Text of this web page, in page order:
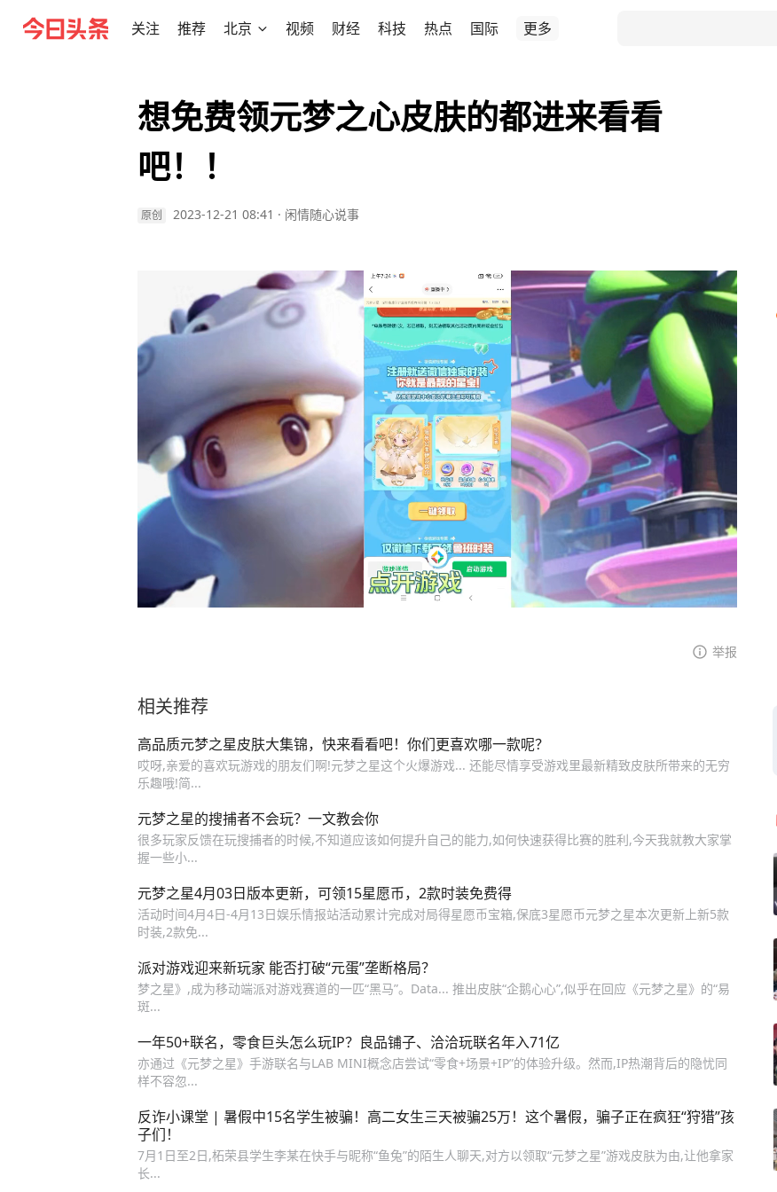
关注 推荐 北京 视频 财经 科技 热点 国际 更多
想免费领元梦之心皮肤的都进来看看
吧！！
原创 2023-12-21 08:41 · 闲情随心说事
举报
相关推荐
高品质元梦之星皮肤大集锦，快来看看吧！你们更喜欢哪一款呢？
哎呀,亲爱的喜欢玩游戏的朋友们啊!元梦之星这个火爆游戏... 还能尽情享受游戏里最新精致皮肤所带来的无穷
乐趣哦!简...
元梦之星的搜捕者不会玩？一文教会你
很多玩家反馈在玩搜捕者的时候,不知道应该如何提升自己的能力,如何快速获得比赛的胜利,今天我就教大家掌
握一些小...
元梦之星4月03日版本更新，可领15星愿币，2款时装免费得
活动时间4月4日-4月13日娱乐情报站活动累计完成对局得星愿币宝箱,保底3星愿币元梦之星本次更新上新5款
时装,2款免...
派对游戏迎来新玩家 能否打破“元蛋”垄断格局？
梦之星》,成为移动端派对游戏赛道的一匹“黑马”。Data... 推出皮肤“企鹅心心”,似乎在回应《元梦之星》的“易
斑...
一年50+联名，零食巨头怎么玩IP？良品铺子、洽洽玩联名年入71亿
亦通过《元梦之星》手游联名与LAB MINI概念店尝试“零食+场景+IP”的体验升级。然而,IP热潮背后的隐忧同
样不容忽...
反诈小课堂 | 暑假中15名学生被骗！高二女生三天被骗25万！这个暑假，骗子正在疯狂“狩猎”孩
子们！
7月1日至2日,柘荣县学生李某在快手与昵称“鱼兔”的陌生人聊天,对方以领取“元梦之星”游戏皮肤为由,让他拿家
长...